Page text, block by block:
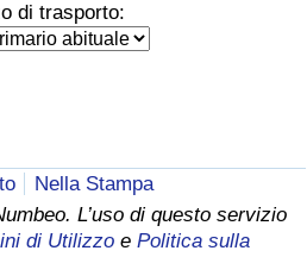
di trasporto:
Nella Stampa
L’uso di questo servizio
di Utilizzo e Politica sulla
paese
(Corrente)